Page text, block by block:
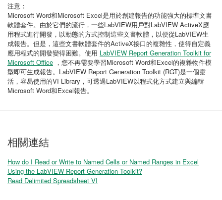
注意：
Microsoft Word和Microsoft Excel是用於創建報告的功能強大的標準文書
軟體套件。由於它們的流行，一些LabVIEW用戶對LabVIEW ActiveX應
用程式進行開發，以動態的方式控制這些文書軟體，以便從LabVIEW生
成報告。但是，這些文書軟體套件的ActiveX接口的複雜性，使得自定義
應用程式的開發變得困難。使用 LabVIEW Report Generation Toolkit for
Microsoft Office ，您不再需要學習Microsoft Word和Excel的複雜物件模
型即可生成報告。LabVIEW Report Generation Toolkit (RGT)是一個靈
活，容易使用的VI Library，可透過LabVIEW以程式化方式建立與編輯
Microsoft Word和Excel報告。
相關連結
How do I Read or Write to Named Cells or Named Ranges in Excel
Using the LabVIEW Report Generation Toolkit?
Read Delimited Spreadsheet VI